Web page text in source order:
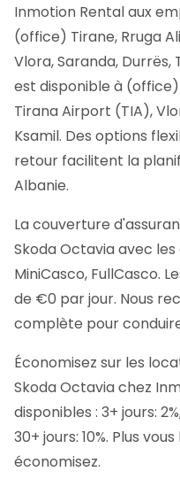
Inmotion Rental aux
(office) Tirane, Rruga
Vlora, Saranda, Durrës,
est disponible à (office)
Tirana Airport (TIA),
Ksamil. Des options
retour facilitent la
Albanie.
La couverture
Skoda Octavia avec
MiniCasco, FullCasco.
de €0 par jour. Nous
complète pour
Économisez sur les
Skoda Octavia chez
disponibles : 3+ jours:
30+ jours: 10%. Plus
économisez.